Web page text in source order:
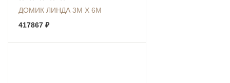
ДОМИК ЛИНДА 3М Х 6М
417867 ₽